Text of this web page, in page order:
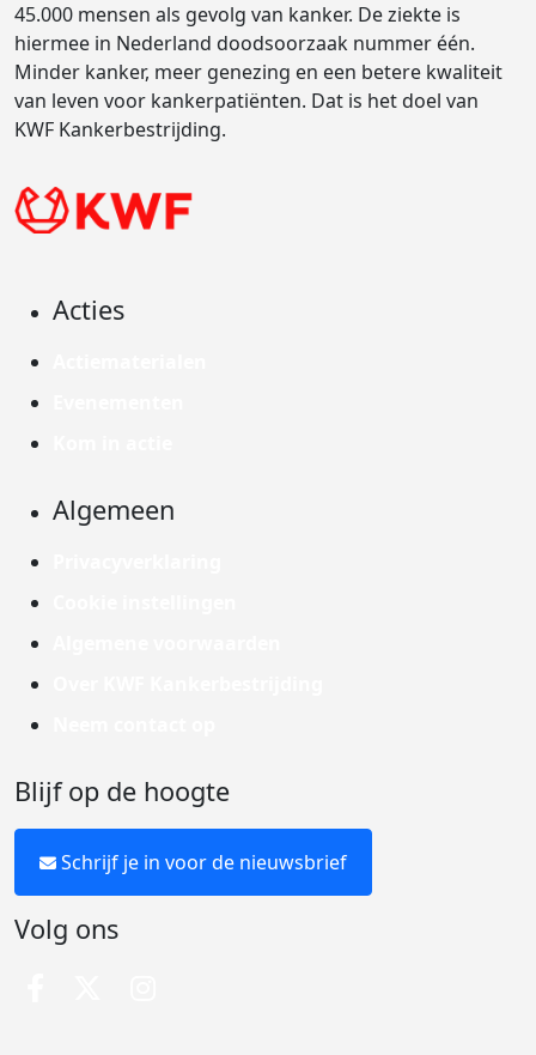
45.000 mensen als gevolg van kanker. De ziekte is
hiermee in Nederland doodsoorzaak nummer één.
Minder kanker, meer genezing en een betere kwaliteit
van leven voor kankerpatiënten. Dat is het doel van
KWF Kankerbestrijding.
Acties
Algemeen
Blijf op de hoogte
Schrijf je in voor de nieuwsbrief
Volg ons